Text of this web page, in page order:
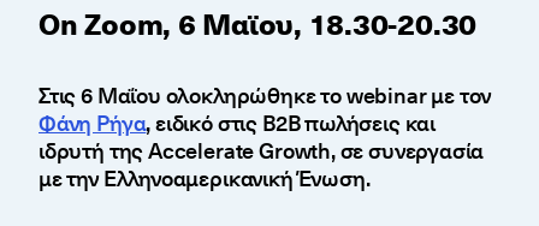
On Zoom, 6 Μαϊου, 18.30-20.30
Στις 6 Μαΐου ολοκληρώθηκε το webinar με τον
Φάνη Ρήγα, ειδικό στις B2B πωλήσεις και
ιδρυτή της Accelerate Growth, σε συνεργασία
με την Ελληνοαμερικανική Ένωση.